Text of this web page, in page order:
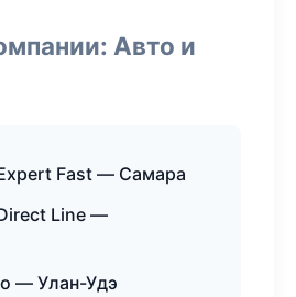
Авто и
Fast — Самара
Line —
— Улан-Удэ